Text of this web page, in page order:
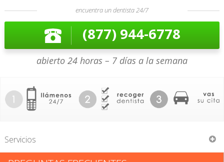
encuentra un dentista 24/7
(877) 944-6778
abierto 24 horas – 7 días a la semana
Servicios